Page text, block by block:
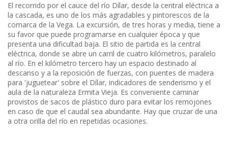
El recorrido por el cauce del río Dílar, desde la central eléctrica a
la cascada, es uno de los más agradables y pintorescos de la
comarca de la Vega. La excursión, de tres horas y media, tiene a
su favor que puede programarse en cualquier época y que
presenta una dificultad baja. El sitio de partida es la central
eléctrica, donde se abre un carril de cuatro kilómetros, paralelo
al río. En el kilómetro tercero hay un espacio destinado al
descanso y a la reposición de fuerzas, con puentes de madera
para 'juguetear' sobre el Dílar, indicadores de senderismo y el
aula de la naturaleza Ermita Vieja. Es conveniente caminar
provistos de sacos de plástico duro para evitar los remojones
en caso de que el caudal sea abundante. Hay que cruzar de una
a otra orilla del río en repetidas ocasiones.